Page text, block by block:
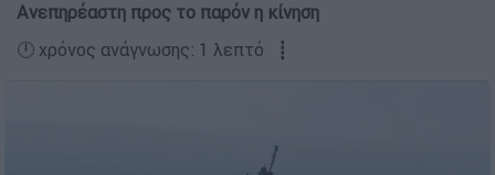
Ανεπηρέαστη προς το παρόν η κίνηση
🕛 χρόνος ανάγνωσης: 1 λεπτό ┋